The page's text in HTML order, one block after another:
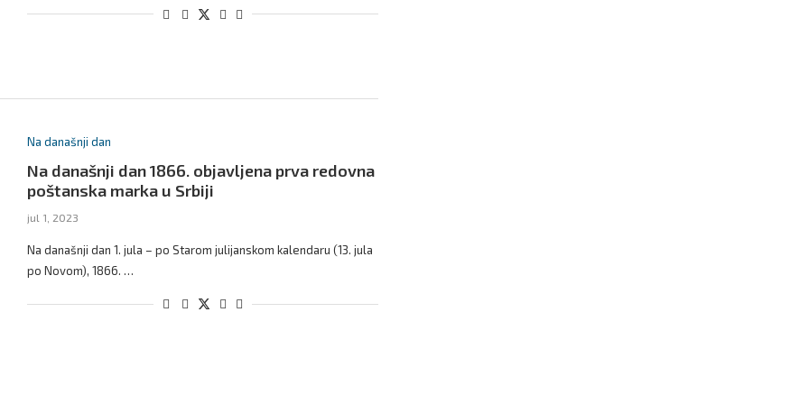
Na današnji dan
Na današnji dan 1866. objavljena prva redovna
poštanska marka u Srbiji
jul 1, 2023
Na današnji dan 1. jula – po Starom julijanskom kalendaru (13. jula
po Novom), 1866. …